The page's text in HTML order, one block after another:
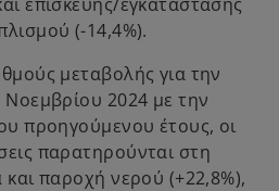
(-14,4%).
μεταβολής για την
Νοεμβρίου 2024 με την
προηγούμενου έτους, οι
παρατηρούνται στη
παροχή νερού (+22,8%),